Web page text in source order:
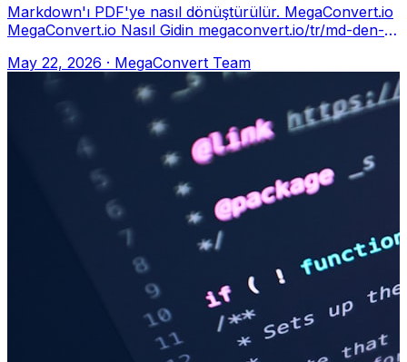
Markdown'ı PDF'ye nasıl dönüştürülür. MegaConvert.io
MegaConvert.io Nasıl Gidin megaconvert.io/tr/md-den-
May 22, 2026 · MegaConvert Team